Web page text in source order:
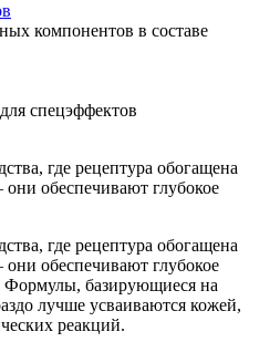
компонентов в составе
спецэффектов
где рецептура обогащена
обеспечивают глубокое
где рецептура обогащена
обеспечивают глубокое
Формулы, базирующиеся на
лучше усваиваются кожей,
реакций.